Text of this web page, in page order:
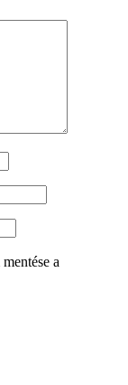
a